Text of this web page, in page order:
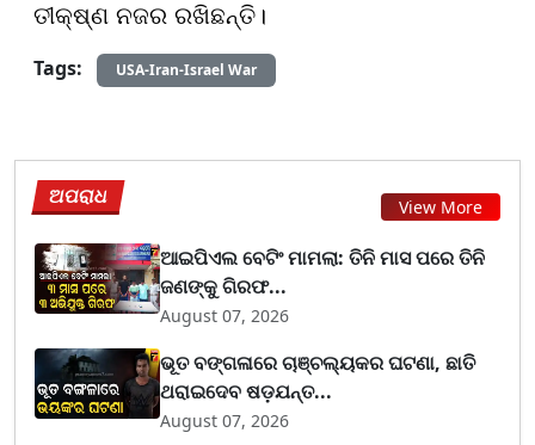
ତୀକ୍ଷ୍ଣ ନଜର ରଖିଛନ୍ତି।
Tags:
USA-Iran-Israel War
ଅପରାଧ View More
ଆଇପିଏଲ ବେଟିଂ ମାମଲା: ତିନି ମାସ ପରେ ତିନି
ଜଣଙ୍କୁ ଗିରଫ...
August 07, 2026
ଭୂତ ବଙ୍ଗଳାରେ ଚାଞ୍ଚଲ୍ୟକର ଘଟଣା, ଛାତି
ଥରାଇଦେବ ଷଡ଼ଯନ୍ତ...
August 07, 2026